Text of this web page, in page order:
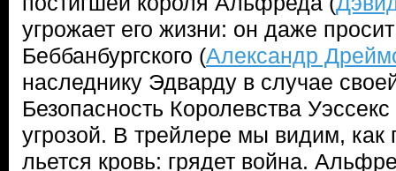
угрожает его жизни: он даже
Беббанбургского (Александр
наследнику Эдварду в случае
Безопасность Королевства
угрозой. В трейлере мы видим, как
льется кровь: грядет война.